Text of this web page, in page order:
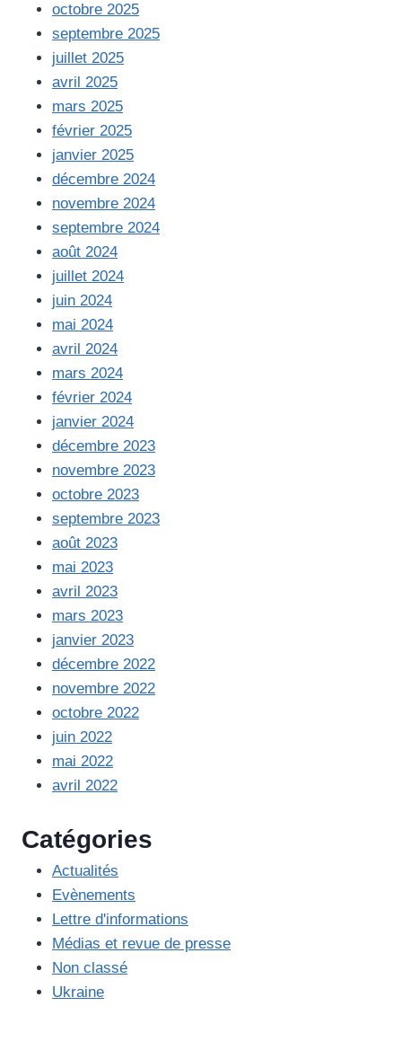
octobre 2025
septembre 2025
juillet 2025
avril 2025
mars 2025
février 2025
janvier 2025
décembre 2024
novembre 2024
septembre 2024
août 2024
juillet 2024
juin 2024
mai 2024
avril 2024
mars 2024
février 2024
janvier 2024
décembre 2023
novembre 2023
octobre 2023
septembre 2023
août 2023
mai 2023
avril 2023
mars 2023
janvier 2023
décembre 2022
novembre 2022
octobre 2022
juin 2022
mai 2022
avril 2022
Catégories
Actualités
Evènements
Lettre d'informations
Médias et revue de presse
Non classé
Ukraine